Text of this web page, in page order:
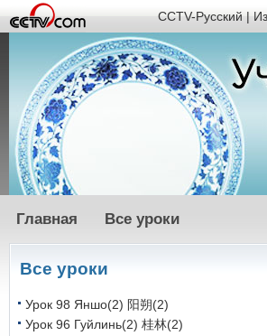
CCTV-Русский|
Главная Все уроки
Все уроки
Урок 98 Яншо(2) 阳朔(2)
Урок 96 Гуйлинь(2) 桂林(2)